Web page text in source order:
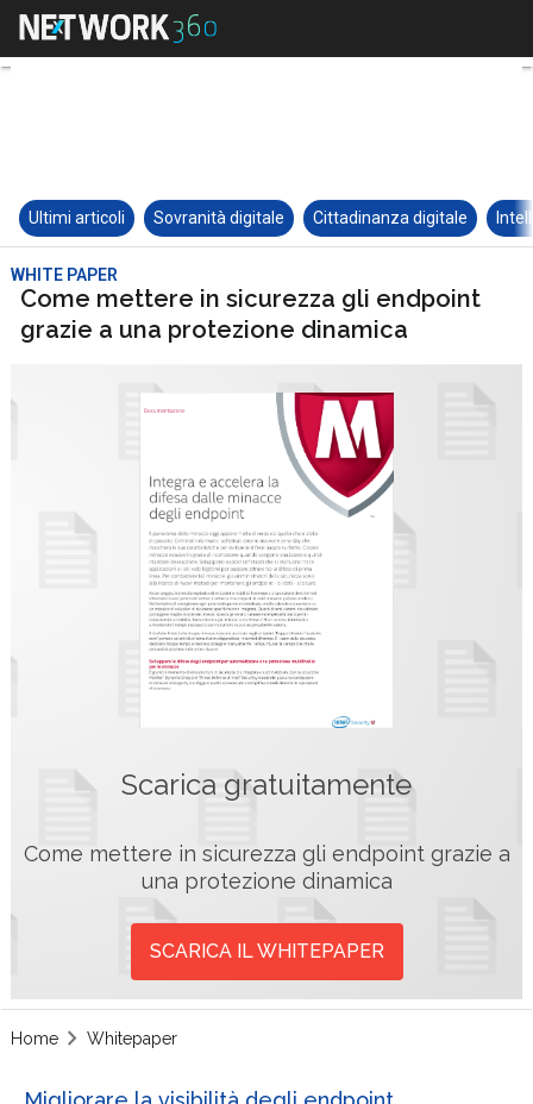
Ultimi articoli Sovranità digitale Cittadinanza digitale
WHITE PAPER
Come mettere in sicurezza gli endpoint
grazie a una protezione dinamica
Scarica gratuitamente
Come mettere in sicurezza gli endpoint grazie a
una protezione dinamica
SCARICA IL WHITEPAPER
Home Whitepaper